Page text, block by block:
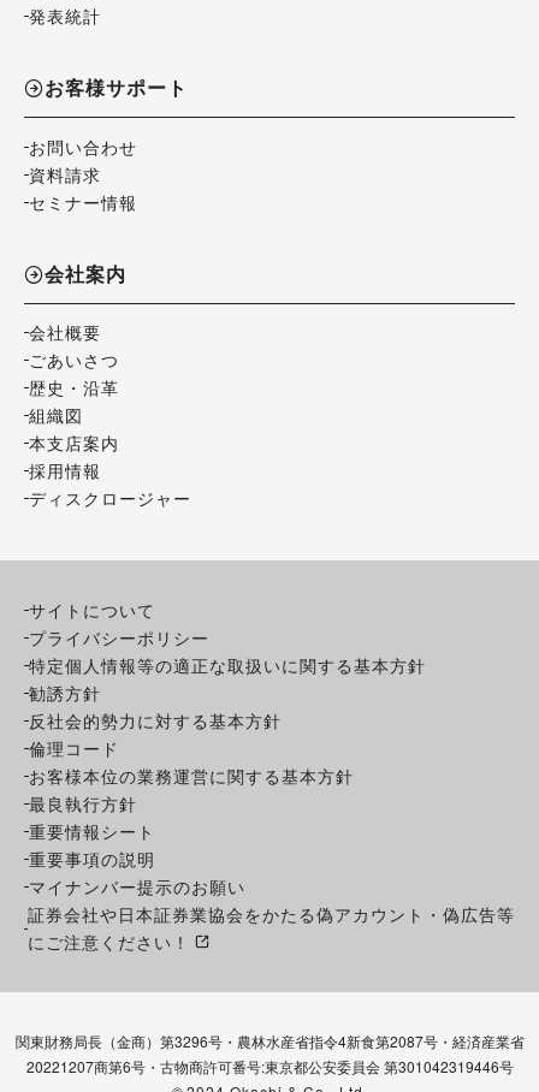
発表統計
お客様サポート
お問い合わせ
資料請求
セミナー情報
会社案内
会社概要
ごあいさつ
歴史・沿革
組織図
本支店案内
採用情報
ディスクロージャー
サイトについて
プライバシーポリシー
特定個人情報等の適正な取扱いに関する基本方針
勧誘方針
反社会的勢力に対する基本方針
倫理コード
お客様本位の業務運営に関する基本方針
最良執行方針
重要情報シート
重要事項の説明
マイナンバー提示のお願い
証券会社や日本証券業協会をかたる偽アカウント・偽広告等
にご注意ください！
関東財務局長（金商）第3296号・農林水産省指令4新食第2087号・経済産業省
20221207商第6号・古物商許可番号:東京都公安委員会 第301042319446号